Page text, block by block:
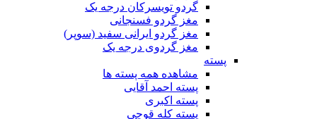
گردو تویسرکان درجه یک
مغز گردو فسنجانی
مغز گردو ایرانی سفید (سوپر)
مغز گردوی درجه یک
پسته
مشاهده همه پسته ها
پسته احمد آقایی
پسته اکبری
پسته کله قوچی